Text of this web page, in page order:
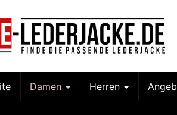
Damen Herren